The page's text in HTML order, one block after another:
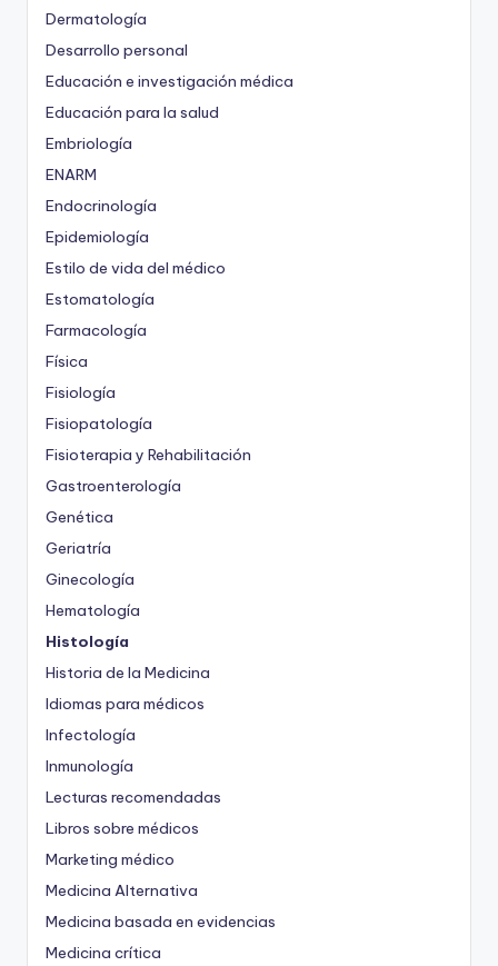
Dermatología
Desarrollo personal
Educación e investigación médica
Educación para la salud
Embriología
ENARM
Endocrinología
Epidemiología
Estilo de vida del médico
Estomatología
Farmacología
Física
Fisiología
Fisiopatología
Fisioterapia y Rehabilitación
Gastroenterología
Genética
Geriatría
Ginecología
Hematología
Histología
Historia de la Medicina
Idiomas para médicos
Infectología
Inmunología
Lecturas recomendadas
Libros sobre médicos
Marketing médico
Medicina Alternativa
Medicina basada en evidencias
Medicina crítica